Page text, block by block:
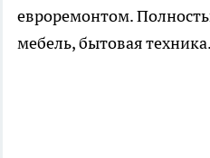
евроремонтом.
мебель, бытовая техника.